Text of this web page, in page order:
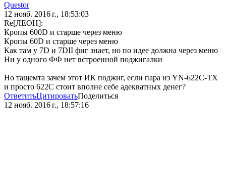
Questor
12 нояб. 2016 г., 18:53:03
Re[ЛЕОН]:
Кропы 600D и старше через меню
Кропы 60D и старше через меню
Как там у 7D и 7DII фиг знает, но по идее должна через меню
Ни у одного ФФ нет встроенной поджигалки
Но тащемта зачем этот ИК поджиг, если пара из YN-622C-TX
и просто 622C стоит вполне себе адекватных денег?
ОтветитьЦитироватьПоделиться
12 нояб. 2016 г., 18:57:16